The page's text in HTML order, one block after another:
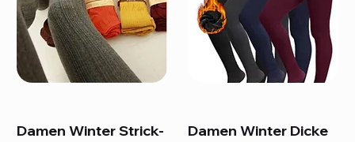
Damen Winter Strick-
Damen Winter Dicke